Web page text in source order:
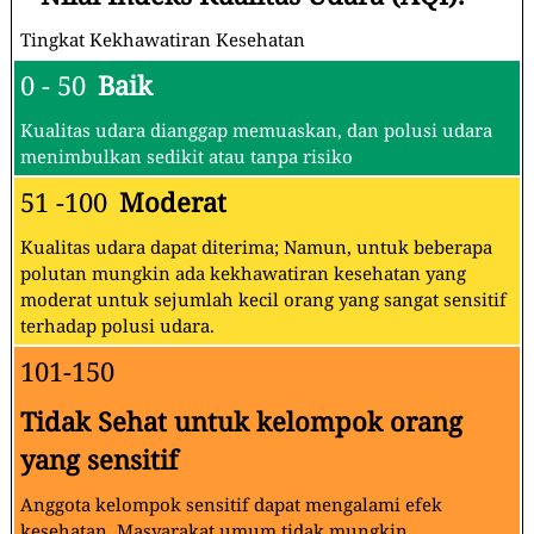
Tingkat Kekhawatiran Kesehatan
0 - 50 Baik
Kualitas udara dianggap memuaskan, dan polusi udara
menimbulkan sedikit atau tanpa risiko
51 -100 Moderat
Kualitas udara dapat diterima; Namun, untuk beberapa
polutan mungkin ada kekhawatiran kesehatan yang
moderat untuk sejumlah kecil orang yang sangat sensitif
terhadap polusi udara.
101-150
Tidak Sehat untuk kelompok orang
yang sensitif
Anggota kelompok sensitif dapat mengalami efek